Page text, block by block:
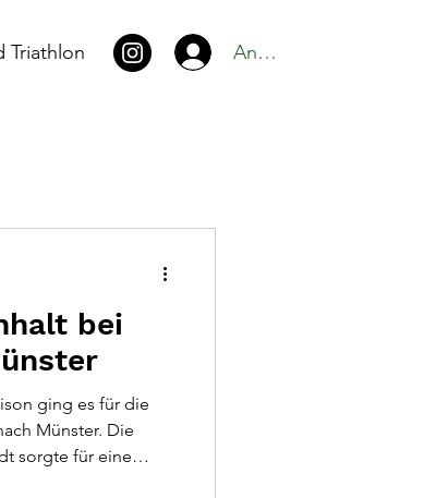
Triathlon Anmelden
bei
ging es für die
Münster. Die
sorgte für eine